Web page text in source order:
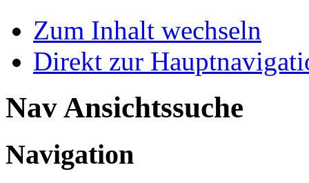
Zum Inhalt wechseln
Direkt zur
Nav Ansichtssuche
Navigation